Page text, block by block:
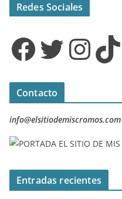
Redes Sociales
Facebook Twitter InstagramTikTok
Contacto
info@elsitiodemiscromos.com
Entradas recientes